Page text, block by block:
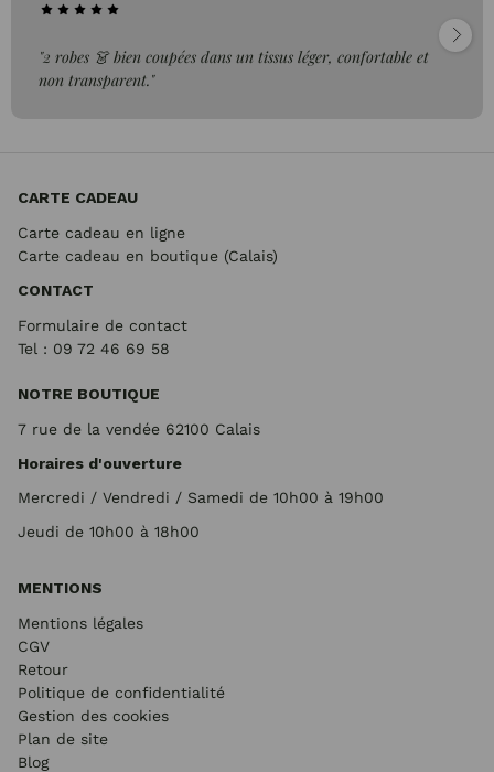
"2 robes 👗 bien coupées dans un tissus léger, confortable et
non transparent."
CARTE CADEAU
Carte cadeau en ligne
Carte cadeau en boutique (Calais)
CONTACT
Formulaire de contact
Tel : 09 72 46 69 58
NOTRE BOUTIQUE
7 rue de la vendée 62100 Calais
Horaires d'ouverture
Mercredi / Vendredi / Samedi de 10h00 à 19h00
Jeudi de 10h00 à 18h00
MENTIONS
Mentions légales
CGV
Retour
Politique de confidentialité
Gestion des cookies
Plan de site
Blog